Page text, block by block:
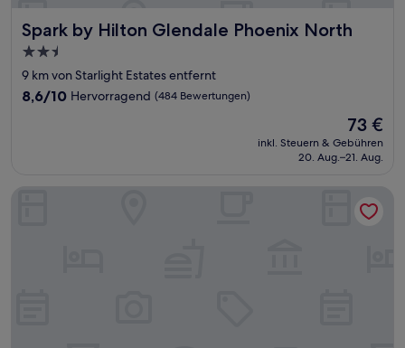
Spark by Hilton Glendale Phoenix North
Spark by Hilton Glendale Phoenix North
2.5-
Sterne-
Unterkunft
9 km von Starlight Estates entfernt
8.6
8,6/10 Hervorragend (484 Bewertungen)
Der
Preis
beträgt
73 €
inkl. Steuern & Gebühren
20. Aug.–21. Aug.